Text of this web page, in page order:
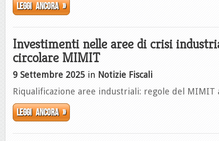
Leggi ancora »
Investimenti nelle aree di crisi
circolare MIMIT
9 Settembre 2025 in Notizie Fiscali
Riqualificazione aree industriali: regole del MIMIT
Leggi ancora »